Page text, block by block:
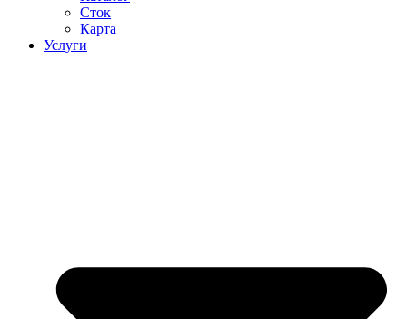
Сток
Карта
Услуги